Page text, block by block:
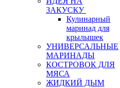
ЗАКУСКУ
Кулинарный
маринад для
крылышек
УНИВЕРСАЛЬНЫЕ
МАРИНАДЫ
КОСТРОВОК ДЛЯ
МЯСА
ЖИДКИЙ ДЫМ